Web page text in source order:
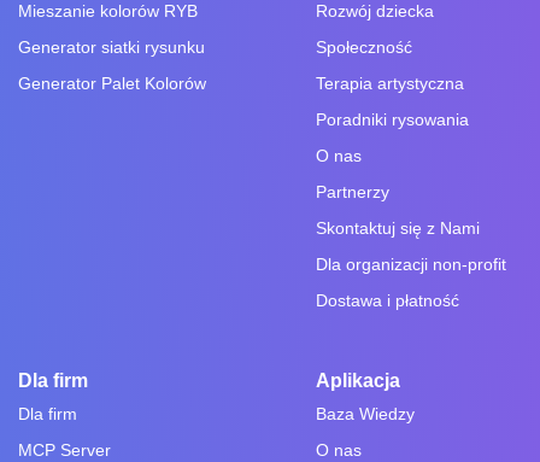
Mieszanie kolorów RYB
Generator siatki rysunku
Generator Palet Kolorów
Rozwój dziecka
Społeczność
Terapia artystyczna
Poradniki rysowania
O nas
Partnerzy
Skontaktuj się z Nami
Dla organizacji non-profit
Dostawa i płatność
Dla firm
Dla firm
MCP Server
Aplikacja
Baza Wiedzy
O nas